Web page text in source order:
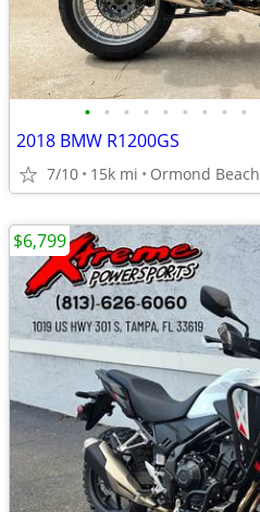
• • • • • • • • •
2018 BMW R1200GS
7/10 15k mi Ormond Beach
$6,799